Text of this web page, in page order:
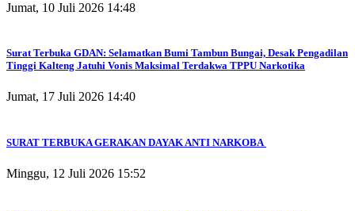
Jumat, 10 Juli 2026 14:48
Surat Terbuka GDAN: Selamatkan Bumi Tambun Bungai, Desak Pengadilan
Tinggi Kalteng Jatuhi Vonis Maksimal Terdakwa TPPU Narkotika
Jumat, 17 Juli 2026 14:40
SURAT TERBUKA GERAKAN DAYAK ANTI NARKOBA
Minggu, 12 Juli 2026 15:52